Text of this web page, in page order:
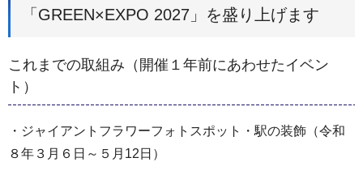
「GREEN×EXPO 2027」を盛り上げます
これまでの取組み（開催１年前にあわせたイベン
ト）
・ジャイアントフラワーフォトスポット・駅の装飾（令和
８年３月６日～５月12日）